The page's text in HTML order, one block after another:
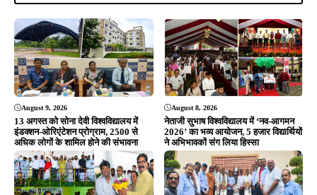
August 9, 2026
13 अगस्त को सोना देवी विश्वविद्यालय में
इंडक्शन-ओरिएंटेशन प्रोग्राम, 2500 से
अधिक लोगों के शामिल होने की संभावना
August 8, 2026
नेताजी सुभाष विश्वविद्यालय में ‘नव-आगमन
2026’ का भव्य आयोजन, 5 हजार विद्यार्थियों
ने अभिभावकों संग लिया हिस्सा